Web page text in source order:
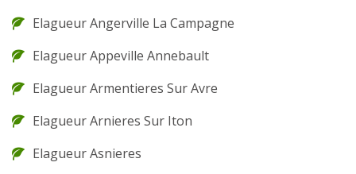
Elagueur Angerville La Campagne
Elagueur Appeville Annebault
Elagueur Armentieres Sur Avre
Elagueur Arnieres Sur Iton
Elagueur Asnieres